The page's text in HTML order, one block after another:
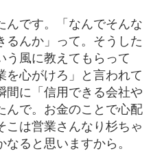
んです。「なんでそんな
るんか」って。そうした
う風に教えてもらって
を心がけろ」と言われて
間に「信用できる会社や
んで。お金のことで心配
こは営業さんなり杉ちゃ
ると思いますから。